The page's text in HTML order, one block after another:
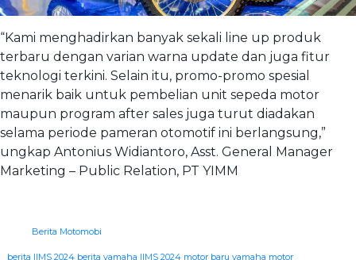
“Kami menghadirkan banyak sekali line up produk
terbaru dengan varian warna update dan juga fitur
teknologi terkini. Selain itu, promo-promo spesial
menarik baik untuk pembelian unit sepeda motor
maupun program after sales juga turut diadakan
selama periode pameran otomotif ini berlangsung,”
ungkap Antonius Widiantoro, Asst. General Manager
Marketing – Public Relation, PT YIMM
Berita Motomobi
berita IIMS 2024 berita yamaha IIMS 2024 motor baru yamaha motor